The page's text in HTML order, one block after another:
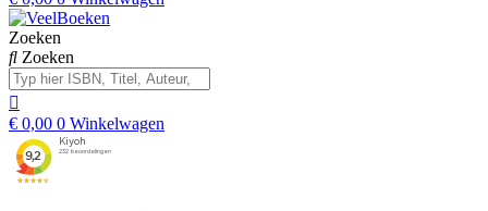
Zoeken
Zoeken
€ 0,00 0 Winkelwagen